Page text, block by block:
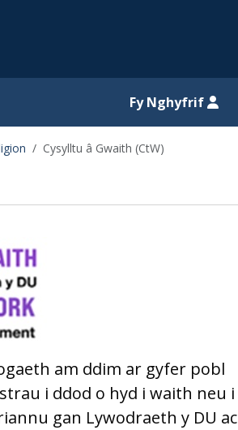
Fy Nghyfrif
Cysylltu â Gwaith (CtW)
am ddim ar gyfer pobl
i ddod o hyd i waith neu i
gan Lywodraeth y DU ac